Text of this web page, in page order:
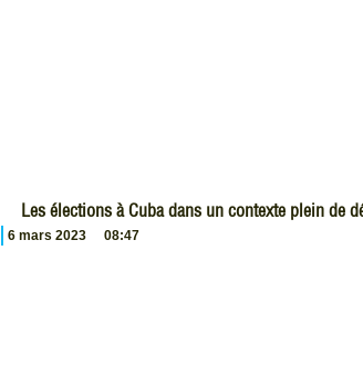
Les élections à Cuba dans un contexte plein de
6 mars 2023 08:47